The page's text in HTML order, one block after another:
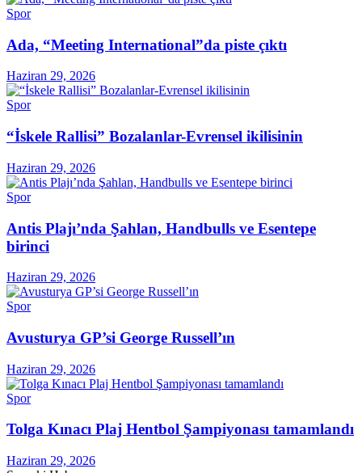
Spor
Ada, “Meeting International”da piste çıktı
Haziran 29, 2026
Spor
“İskele Rallisi” Bozalanlar-Evrensel ikilisinin
Haziran 29, 2026
Spor
Antis Plajı’nda Şahlan, Handbulls ve Esentepe
birinci
Haziran 29, 2026
Spor
Avusturya GP’si George Russell’ın
Haziran 29, 2026
Spor
Tolga Kınacı Plaj Hentbol Şampiyonası tamamlandı
Haziran 29, 2026